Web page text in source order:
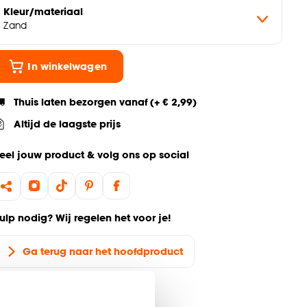
Kleur/materiaal
Zand
In winkelwagen
Thuis laten bezorgen vanaf (+ € 2,99)
Altijd de laagste prijs
jouw product & volg ons op social
nodig? Wij regelen het voor je!
Ga terug naar het hoofdproduct